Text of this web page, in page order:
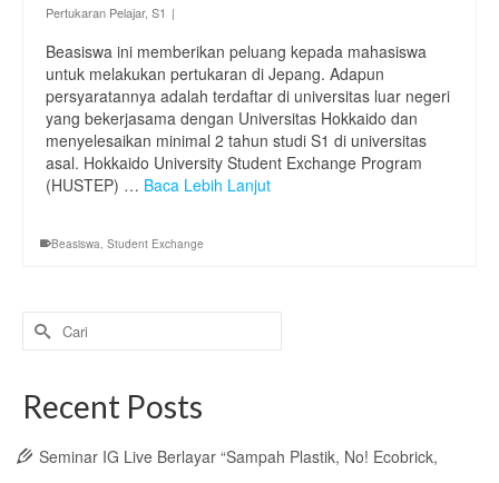
Pertukaran Pelajar, S1 |
Beasiswa ini memberikan peluang kepada mahasiswa
untuk melakukan pertukaran di Jepang. Adapun
persyaratannya adalah terdaftar di universitas luar negeri
yang bekerjasama dengan Universitas Hokkaido dan
menyelesaikan minimal 2 tahun studi S1 di universitas
asal. Hokkaido University Student Exchange Program
(HUSTEP) … Baca Lebih Lanjut
Beasiswa, Student Exchange
Search
for:
Recent Posts
Seminar IG Live Berlayar “Sampah Plastik, No! Ecobrick,